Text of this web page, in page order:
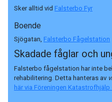
Sker alltid vid Falsterbo Fyr
Boende
Sjögatan, Falsterbo Fågelstation
Skadade fåglar och
Falsterbo fågelstation har inte
rehabilitering. Detta hanteras av
här via Föreningen